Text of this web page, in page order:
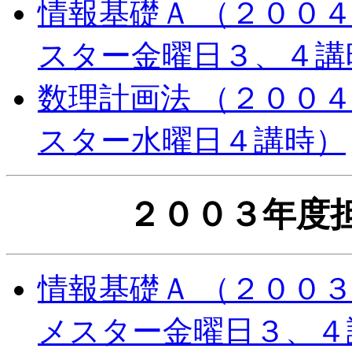
情報基礎Ａ （２００
スター金曜日３、４
数理計画法 （２００
スター水曜日４講時）
２００３年度
情報基礎Ａ （２００
メスター金曜日３、